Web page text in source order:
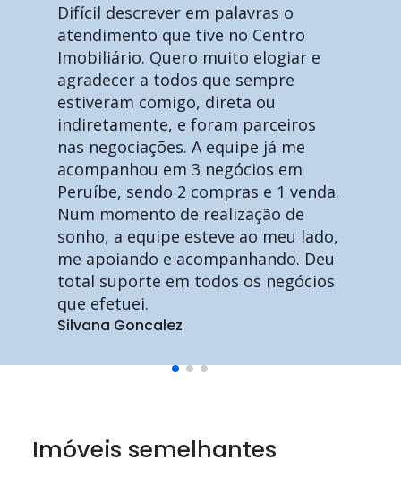
Difícil descrever em palavras o
atendimento que tive no Centro
Imobiliário. Quero muito elogiar e
agradecer a todos que sempre
estiveram comigo, direta ou
indiretamente, e foram parceiros
nas negociações. A equipe já me
acompanhou em 3 negócios em
Peruíbe, sendo 2 compras e 1 venda.
Num momento de realização de
sonho, a equipe esteve ao meu lado,
me apoiando e acompanhando. Deu
total suporte em todos os negócios
que efetuei.
Silvana Goncalez
Imóveis semelhantes